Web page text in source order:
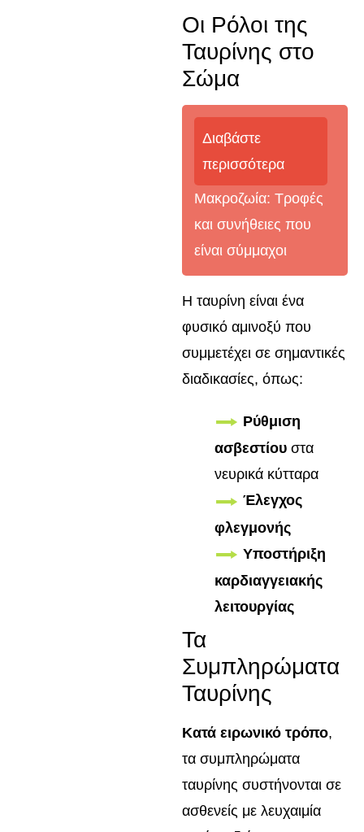
Οι Ρόλοι της
Ταυρίνης στο
Σώμα
Διαβάστε
περισσότερα
Μακροζωία: Τροφές
και συνήθειες που
είναι σύμμαχοι
Η ταυρίνη είναι ένα
φυσικό αμινοξύ που
συμμετέχει σε σημαντικές
διαδικασίες, όπως:
Ρύθμιση
ασβεστίου στα
νευρικά κύτταρα
Έλεγχος
φλεγμονής
Υποστήριξη
καρδιαγγειακής
λειτουργίας
Τα
Συμπληρώματα
Ταυρίνης
Κατά ειρωνικό τρόπο,
τα συμπληρώματα
ταυρίνης συστήνονται σε
ασθενείς με λευχαιμία